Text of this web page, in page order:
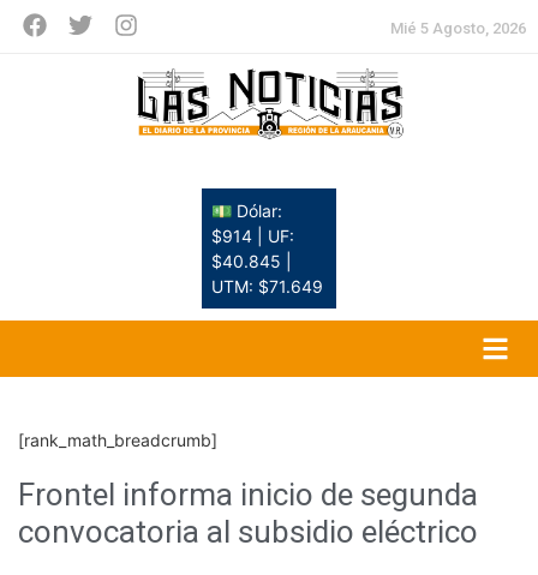
Mié 5 Agosto, 2026
💵 Dólar:
$914 | UF:
$40.845 |
UTM: $71.649
[rank_math_breadcrumb]
Frontel informa inicio de segunda
convocatoria al subsidio eléctrico